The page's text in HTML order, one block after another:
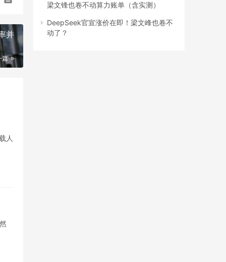
并
篇
人
梁文锋也卷不动算力账单（含实测）
DeepSeek官宣涨价在即！梁文峰也卷不
动了？